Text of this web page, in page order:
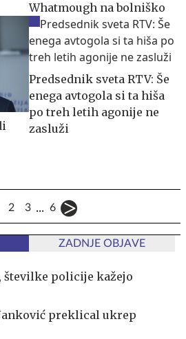
Whatmough na bolniško
Predsednik sveta RTV: Še
enega avtogola si ta hiša
po treh letih agonije ne
zasluži
2 3 ... 6
ZADNJE OBJAVE
številke policije kažejo
preklical ukrep